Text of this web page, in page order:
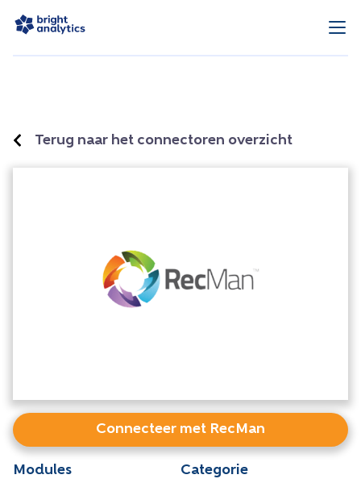
Terug naar het connectoren overzicht
Connecteer met RecMan
Modules
Categorie